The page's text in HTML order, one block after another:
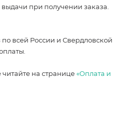
при получении заказа.
всей России и Свердловской
на странице«Оплата и